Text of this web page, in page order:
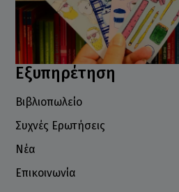
Εξυπηρέτηση
Βιβλιοπωλείο
Συχνές Ερωτήσεις
Νέα
Επικοινωνία